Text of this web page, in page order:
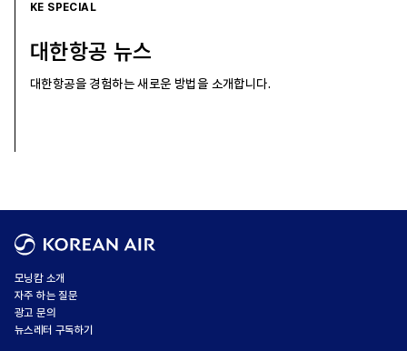
KE SPECIAL
대한항공 뉴스
대한항공을 경험하는 새로운 방법을 소개합니다.
모닝캄 소개
자주 하는 질문
광고 문의
뉴스레터 구독하기